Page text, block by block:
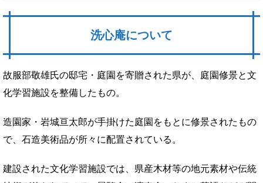
洗心庵について
故服部敬雄氏の邸宅・庭園を寄贈された県が、庭園修景と文
化学習施設を整備したもの。
造園家・岩城亘太郎が手掛けた庭園をもとに修景されたもの
で、石造美術品が所々に配置されている。
建設された文化学習施設では、県産木材等の地元素材や伝統